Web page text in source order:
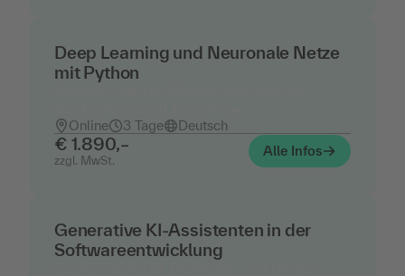
Deep Learning und Neuronale Netze
mit Python
Online
3 Tage Deutsch
€ 1.890,–
zzgl. MwSt.
Alle Infos
Generative KI-Assistenten in der
Softwareentwicklung